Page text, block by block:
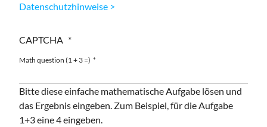
Datenschutzhinweise >
CAPTCHA
Math question (1 + 3 =)
Bitte diese einfache mathematische Aufgabe lösen und
das Ergebnis eingeben. Zum Beispiel, für die Aufgabe
1+3 eine 4 eingeben.